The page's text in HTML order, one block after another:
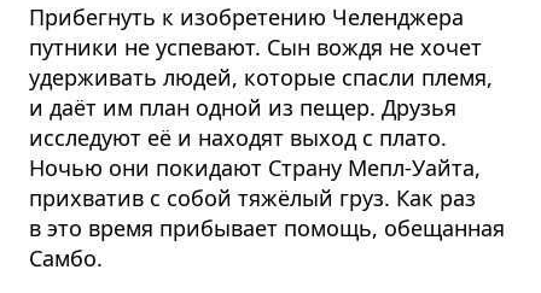
Прибегнуть к изобретению Челенджера
путники не успевают. Сын вождя не хочет
удерживать людей, которые спасли племя,
и даёт им план одной из пещер. Друзья
исследуют её и находят выход с плато.
Ночью они покидают Страну Мепл-Уайта,
прихватив с собой тяжёлый груз. Как раз
в это время прибывает помощь, обещанная
Самбо.